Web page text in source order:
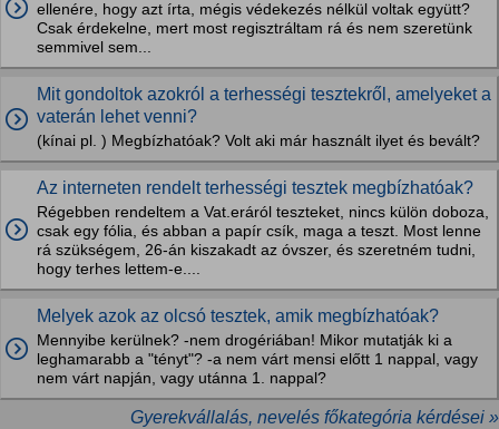
ellenére, hogy azt írta, mégis védekezés nélkül voltak együtt?
Csak érdekelne, mert most regisztráltam rá és nem szeretünk
semmivel sem...
Mit gondoltok azokról a terhességi tesztekről, amelyeket a
vaterán lehet venni?
(kínai pl. ) Megbízhatóak? Volt aki már használt ilyet és bevált?
Az interneten rendelt terhességi tesztek megbízhatóak?
Régebben rendeltem a Vat.eráról teszteket, nincs külön doboza,
csak egy fólia, és abban a papír csík, maga a teszt. Most lenne
rá szükségem, 26-án kiszakadt az óvszer, és szeretném tudni,
hogy terhes lettem-e....
Melyek azok az olcsó tesztek, amik megbízhatóak?
Mennyibe kerülnek? -nem drogériában! Mikor mutatják ki a
leghamarabb a "tényt"? -a nem várt mensi előtt 1 nappal, vagy
nem várt napján, vagy utánna 1. nappal?
Gyerekvállalás, nevelés főkategória kérdései »